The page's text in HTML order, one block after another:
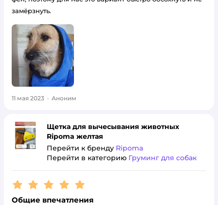
замёрзнуть.
11 мая 2023 · Аноним
Щетка для вычесывания животных
Ripoma желтая
Перейти к бренду Ripoma
Перейти в категорию Груминг для собак
Рейтинг:5
Общие впечатления